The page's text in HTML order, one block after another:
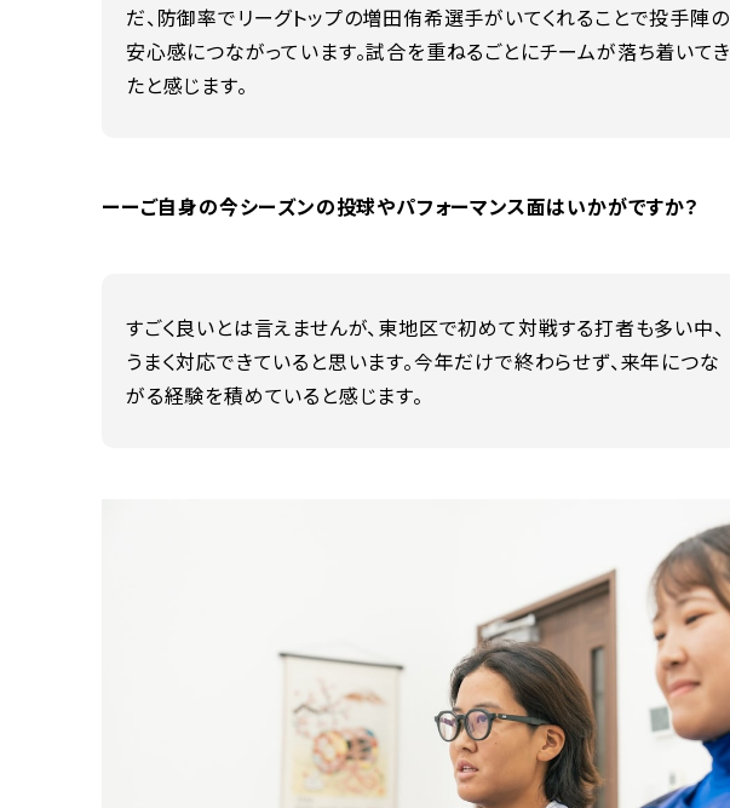
だ、防御率でリーグトップの増田侑希選手がいてくれることで投手陣の
安心感につながっています。試合を重ねるごとにチームが落ち着いてき
たと感じます。
ーーご自身の今シーズンの投球やパフォーマンス面はいかがですか？
すごく良いとは言えませんが、東地区で初めて対戦する打者も多い中、
うまく対応できていると思います。今年だけで終わらせず、来年につな
がる経験を積めていると感じます。